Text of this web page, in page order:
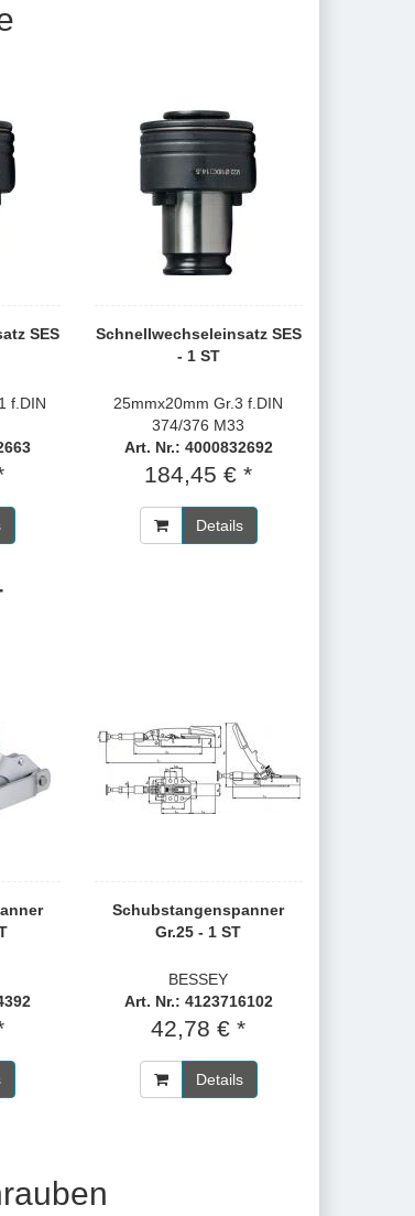
SES
f.DIN
Schnellwechseleinsatz SES
- 1 ST
25mmx20mm Gr.3 f.DIN
374/376 M33
Art. Nr.: 4000832692
184,45 € *
Details
Schubstangenspanner
Gr.25 - 1 ST
BESSEY
Art. Nr.: 4123716102
42,78 € *
Details